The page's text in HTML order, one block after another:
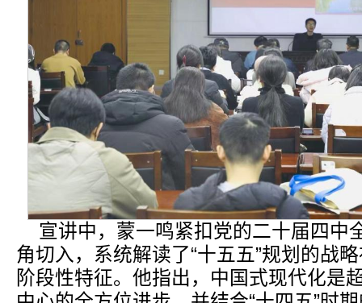
宣讲中，蒙一鸣紧扣党的二十届四中
角切入，系统解读了“十五五”规划的战
阶段性特征。他指出，中国式现代化是